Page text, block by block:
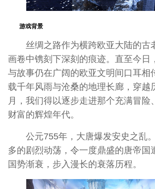
游戏背景
丝绸之路作为横跨欧亚大陆的古
画卷中镌刻下深刻的痕迹。直至今日
与故事仍在广阔的欧亚文明间口耳相
载千年风雨与沧桑的地理长廊，穿越
月，我们得以逐步走进那个充满冒险
财富的辉煌年代。
公元755年，大唐爆发安史之乱
多的剧烈动荡，令一度鼎盛的唐帝国
国势渐衰，步入漫长的衰落历程。